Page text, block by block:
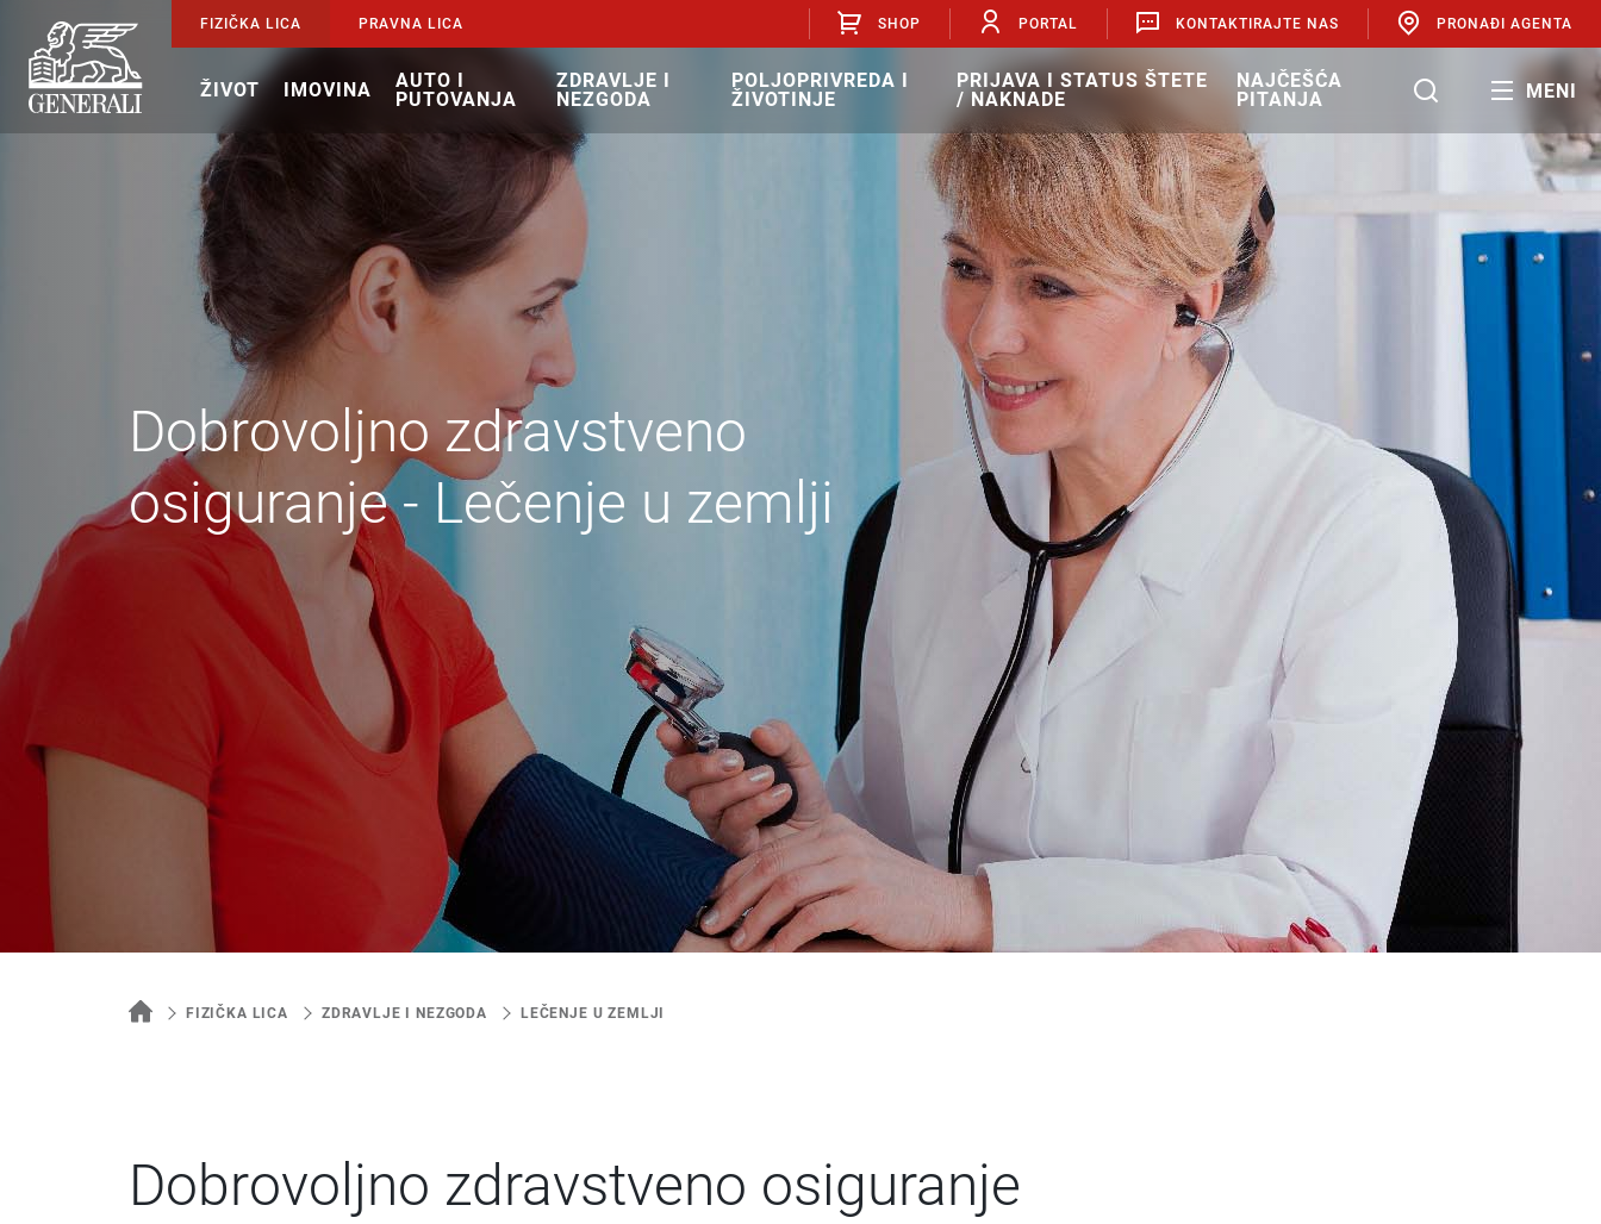
FIZIČKA LICA PRAVNA LICA SHOP PORTAL KONTAKTIRAJTE NAS PRONAĐI AGENTA
ŽIVOT IMOVINA
AUTO I
PUTOVANJA
ZDRAVLJE I
NEZGODA
POLJOPRIVREDA I
ŽIVOTINJE
PRIJAVA I STATUS ŠTETE
/ NAKNADE
NAJČEŠĆA
PITANJA
MENI
Dobrovoljno zdravstveno
osiguranje - Lečenje u zemlji
FIZIČKA LICA ZDRAVLJE I NEZGODA LEČENJE U ZEMLJI
Dobrovoljno zdravstveno osiguranje